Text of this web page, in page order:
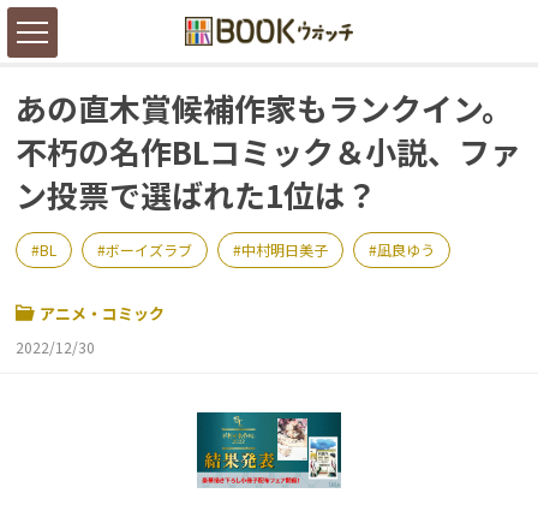
あの直木賞候補作家もランクイン。
不朽の名作BLコミック＆小説、ファ
ン投票で選ばれた1位は？
BL ボーイズラブ 中村明日美子 凪良ゆう
アニメ・コミック
2022/12/30